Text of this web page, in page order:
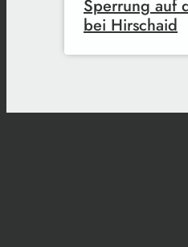
Sperrung auf
bei Hirschaid